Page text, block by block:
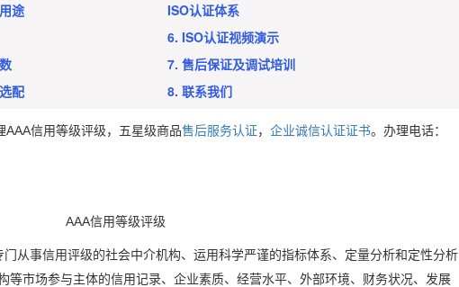
途
配
ISO认证体系
6. ISO认证视频演示
7. 售后保证及调试培训
8. 联系我们
信用等级评级，五星级商品售后服务认证， 企业诚信认证证书。办理电话：
级评级
从事信用评级的社会中介机构、运用科学严谨的指标体系、定量分析和定性分析
等市场参与主体的信用记录、企业素质、经营水平、外部环境、财务状况、发展